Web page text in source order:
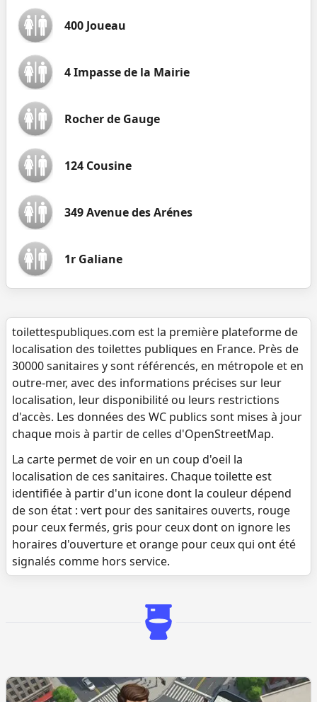
400 Joueau
4 Impasse de la Mairie
Rocher de Gauge
124 Cousine
349 Avenue des Arénes
1r Galiane
toilettespubliques.com est la première plateforme de
localisation des toilettes publiques en France. Près de
30000 sanitaires y sont référencés, en métropole et en
outre-mer, avec des informations précises sur leur
localisation, leur disponibilité ou leurs restrictions
d'accès. Les données des WC publics sont mises à jour
chaque mois à partir de celles d'OpenStreetMap.
La carte permet de voir en un coup d'oeil la
localisation de ces sanitaires. Chaque toilette est
identifiée à partir d'un icone dont la couleur dépend
de son état : vert pour des sanitaires ouverts, rouge
pour ceux fermés, gris pour ceux dont on ignore les
horaires d'ouverture et orange pour ceux qui ont été
signalés comme hors service.